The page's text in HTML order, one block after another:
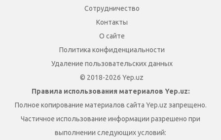
Сотрудничество
Контакты
О сайте
Политика конфиденциальности
Удаление пользовательских данных
© 2018-2026 Yep.uz
Правила использования материалов Yep.uz:
Полное копирование материалов сайта Yep.uz запрещено.
Частичное использование информации разрешено при
выполнении следующих условий: